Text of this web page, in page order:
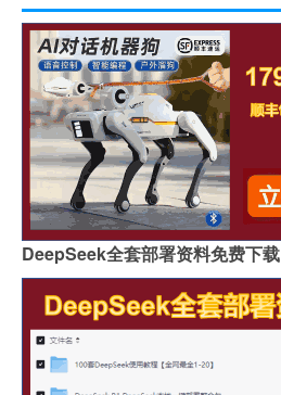
DeepSeek全套部署资料免费下载